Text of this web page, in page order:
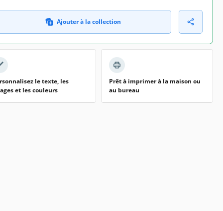
Ajouter à la collection
le texte, les
et les couleurs
Prêt à imprimer à la maison ou
au bureau